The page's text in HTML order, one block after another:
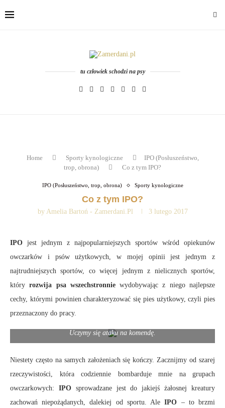
tu człowiek schodzi na psy
Home Sporty kynologiczne
IPO (Posłuszeństwo,
trop, obrona)
Co z tym IPO?
IPO (Posłuszeństwo, trop, obrona) Sporty kynologiczne
Co z tym IPO?
by Amelia Bartoń - Zamerdani.pl 3 lutego 2017
IPO jest jednym z najpopularniejszych sportów wśród opiekunów
owczarków i psów użytkowych, w mojej opinii jest jednym z
najtrudniejszych sportów, co więcej jednym z nielicznych sportów,
któryrozwija psa wszechstronniewydobywając z niego najlepsze
cechy, którymi powinien charakteryzować się pies użytkowy, czyli pies
przeznaczony do pracy.
Uczymy się ataku na komendę.
Niestety często na samych założeniach się kończy. Zacznijmy od szarej
rzeczywistości, która codziennie bombarduje mnie na grupach
owczarkowych: IPOsprowadzane jest do jakiejś żałosnej kreatury
zachowań niepożądanych, dalekiej od sportu. AleIPO – to brzmi